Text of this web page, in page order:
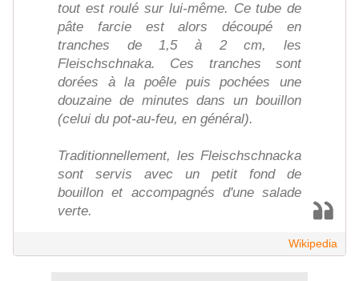
tout est roulé sur lui-même. Ce tube de
pâte farcie est alors découpé en
tranches de 1,5 à 2 cm, les
Fleischschnaka. Ces tranches sont
dorées à la poêle puis pochées une
douzaine de minutes dans un bouillon
(celui du pot-au-feu, en général).
Traditionnellement, les Fleischschnacka
sont servis avec un petit fond de
bouillon et accompagnés d'une salade
verte.
Wikipedia